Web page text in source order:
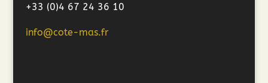
+33 (0)4 67 24 36 10
info@cote-mas.fr